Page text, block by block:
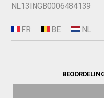
NL13INGB0006484139